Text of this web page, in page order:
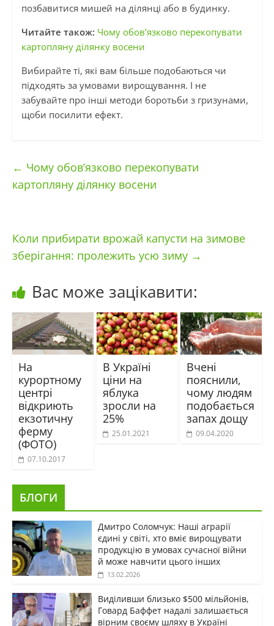
позбавитися мишей на ділянці або в будинку.
Читайте також: Чому обов’язково перекопувати
картопляну ділянку восени
Вибирайте ті, які вам більше подобаються чи
підходять за умовами вирощування. І не
забувайте про інші методи боротьби з гризунами,
щоби посилити ефект.
← Чому обов’язково перекопувати
картопляну ділянку восени
Коли прибирати врожай капусти на зимове
зберігання: пролежить усю зиму →
Вас може зацікавити:
На
курортному
центрі
відкриють
екзотичну
ферму
(ФОТО)
07.10.2017
В Україні
ціни на
яблука
зросли на
25%
25.01.2021
Вчені
пояснили,
чому людям
подобається
запах дощу
09.04.2020
БЛОГИ
Дмитро Соломчук: Наші аграрії
єдині у світі, хто вміє вирощувати
продукцію в умовах сучасної війни
й може навчити цього інших
13.02.2026
Виділивши близько $500 мільйонів,
Говард Баффет надалі залишається
вірним своєму шляху в Україні